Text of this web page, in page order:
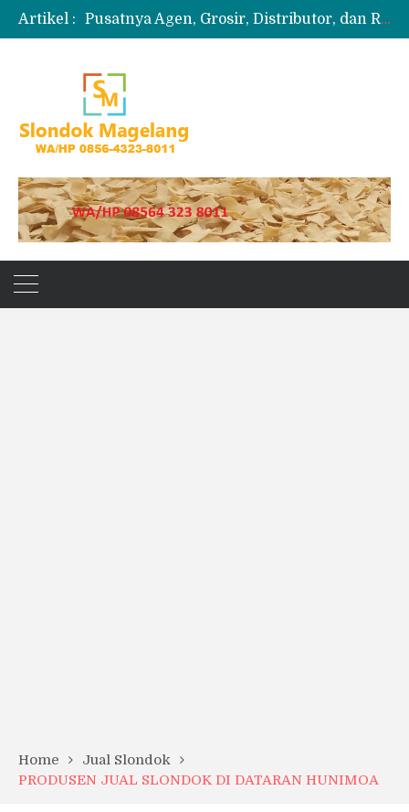
Artikel :
Pusatnya Agen, Grosir, Distributor, dan Reseller Puyur Koin
Produksi Slondok
Jual Puyur Koin Mentah 1 Ball 5 kg
Home
Jual Slondok
PRODUSEN JUAL SLONDOK DI DATARAN HUNIMOA